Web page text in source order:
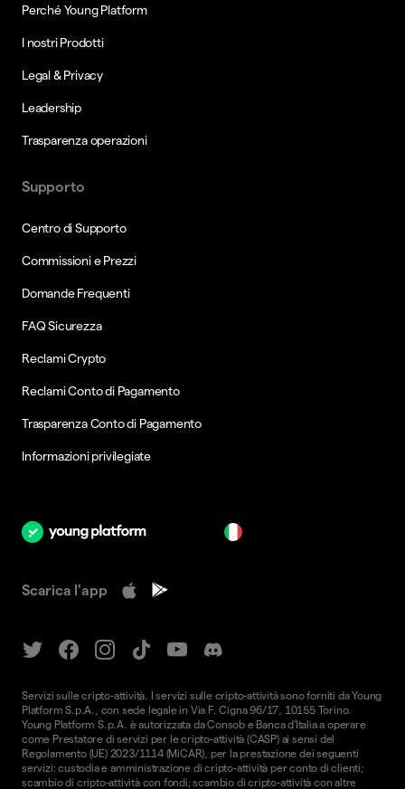
Perché Young Platform
I nostri Prodotti
Legal & Privacy
Leadership
Trasparenza operazioni
Supporto
Centro di Supporto
Commissioni e Prezzi
Domande Frequenti
FAQ Sicurezza
Reclami Crypto
Reclami Conto di Pagamento
Trasparenza Conto di Pagamento
Informazioni privilegiate
Scarica l'app
Servizi sulle cripto-attività. I servizi sulle cripto-attività sono forniti da Young
Platform S.p.A., con sede legale in Via F. Cigna 96/17, 10155 Torino.
Young Platform S.p.A. è autorizzata da Consob e Banca d'Italia a operare
come Prestatore di servizi per le cripto-attività (CASP) ai sensi del
Regolamento (UE) 2023/1114 (MiCAR), per la prestazione dei seguenti
servizi: custodia e amministrazione di cripto-attività per conto di clienti;
scambio di cripto-attività con fondi; scambio di cripto-attività con altre